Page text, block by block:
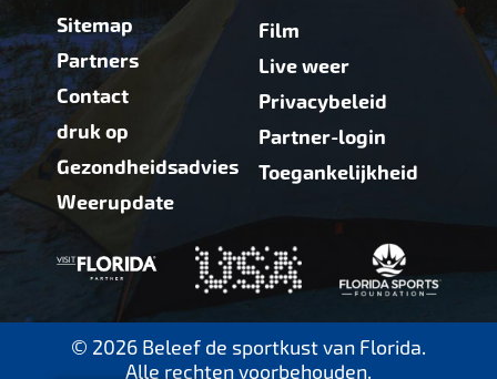
Sitemap
Partners
Contact
druk op
Gezondheidsadvies
Weerupdate
Film
Live weer
Privacybeleid
Partner-login
Toegankelijkheid
© 2026 Beleef de sportkust van Florida.
Alle rechten voorbehouden.